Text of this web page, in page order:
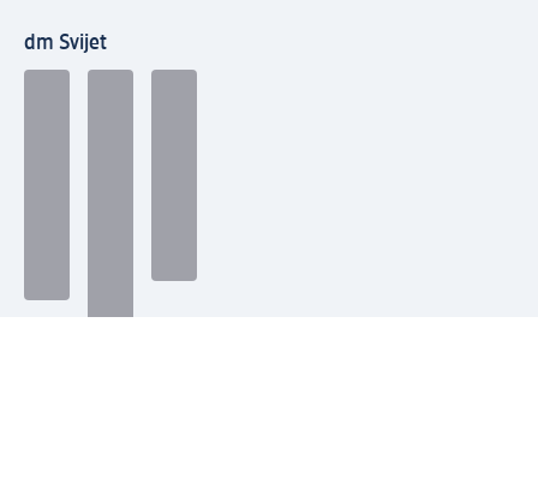
dm Svijet